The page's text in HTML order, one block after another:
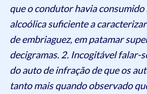
que o condutor havia consumido
alcoólica suficiente a
de embriaguez, em patamar
decigramas. 2. Incogitável falar-
do auto de infração de que os
tanto mais quando observado